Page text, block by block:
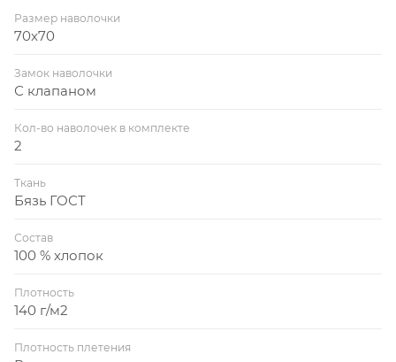
Размер наволочки
70x70
Замок наволочки
С клапаном
Кол-во наволочек в комплекте
2
Ткань
Бязь ГОСТ
Состав
100 % хлопок
Плотность
140 г/м2
Плотность плетения